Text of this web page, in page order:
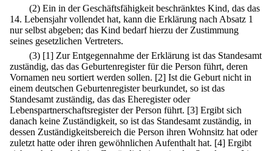
(2) Ein in der Geschäftsfähigkeit beschränktes Kind, das das
14. Lebensjahr vollendet hat, kann die Erklärung nach Absatz 1
nur selbst abgeben; das Kind bedarf hierzu der Zustimmung
seines gesetzlichen Vertreters.
(3) [1] Zur Entgegennahme der Erklärung ist das Standesamt
zuständig, das das Geburtenregister für die Person führt, deren
Vornamen neu sortiert werden sollen. [2] Ist die Geburt nicht in
einem deutschen Geburtenregister beurkundet, so ist das
Standesamt zuständig, das das Eheregister oder
Lebenspartnerschaftsregister der Person führt. [3] Ergibt sich
danach keine Zuständigkeit, so ist das Standesamt zuständig, in
dessen Zuständigkeitsbereich die Person ihren Wohnsitz hat oder
zuletzt hatte oder ihren gewöhnlichen Aufenthalt hat. [4] Ergibt